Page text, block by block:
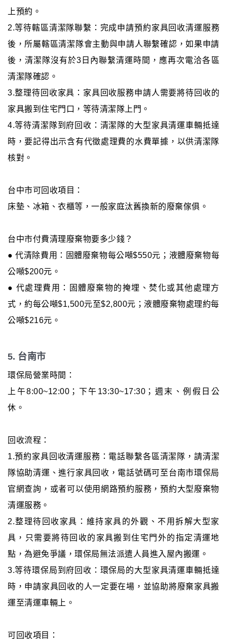
上預約。
2.等待轄區清潔隊聯繫：完成申請預約家具回收清運服務
後，所屬轄區清潔隊會主動與申請人聯繫確認，如果申請
後，清潔隊沒有於3日內聯繫清運時間，應再次電洽各區
清潔隊確認。
3.整理待回收家具：家具回收服務申請人需要將待回收的
家具搬到住宅門口，等待清潔隊上門。
4.等待清潔隊到府回收：清潔隊的大型家具清運車輛抵達
時，要記得出示含有代徵處理費的水費單據，以供清潔隊
核對。
台中市可回收項目：
床墊、冰箱、衣櫃等，一般家庭汰舊換新的廢棄傢俱。
台中市付費清理廢棄物要多少錢？
● 代清除費用：固體廢棄物每公噸$550元；液體廢棄物每
公噸$200元。
● 代處理費用：固體廢棄物的掩埋、焚化或其他處理方
式，約每公噸$1,500元至$2,800元；液體廢棄物處理約每
公噸$216元。
5. 台南市
環保局營業時間：
上午8:00~12:00；下午13:30~17:30；週末、例假日公
休。
回收流程：
1.預約家具回收清運服務：電話聯繫各區清潔隊，請清潔
隊協助清運、進行家具回收，電話號碼可至台南市環保局
官網查詢，或者可以使用網路預約服務，預約大型廢棄物
清運服務。
2.整理待回收家具：維持家具的外觀、不用拆解大型家
具，只需要將待回收的家具搬到住宅門外的指定清運地
點，為避免爭議，環保局無法派遣人員進入屋內搬運。
3.等待環保局到府回收：環保局的大型家具清運車輛抵達
時，申請家具回收的人一定要在場，並協助將廢棄家具搬
運至清運車輛上。
可回收項目：